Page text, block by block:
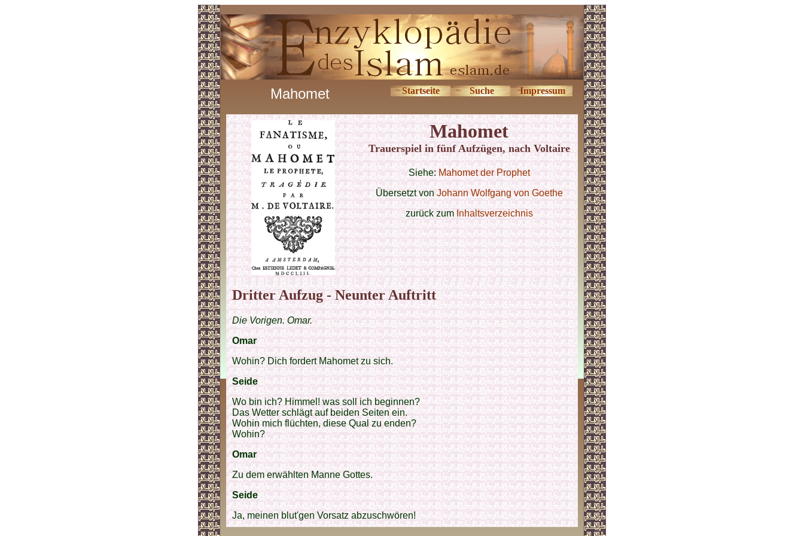
Mahomet Startseite Suche Impressum
Mahomet
Trauerspiel in fünf Aufzügen, nach Voltaire
Siehe:Mahomet der Prophet
Übersetzt vonJohann Wolfgang von Goethe
zurück zumInhaltsverzeichnis
Dritter Aufzug - Neunter Auftritt
Die Vorigen. Omar.
Omar
Wohin? Dich fordert Mahomet zu sich.
Seide
Wo bin ich? Himmel! was soll ich beginnen?
Das Wetter schlägt auf beiden Seiten ein.
Wohin mich flüchten, diese Qual zu enden?
Wohin?
Omar
Zu dem erwählten Manne Gottes.
Seide
Ja, meinen blut'gen Vorsatz abzuschwören!